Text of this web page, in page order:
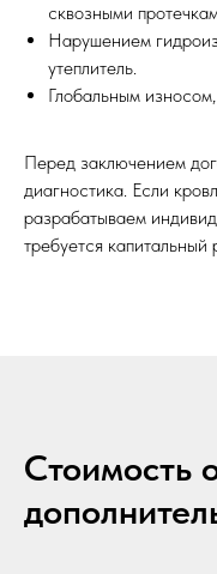
сквозными
Нарушением
утеплитель.
Глобальным
Перед заключением
диагностика. Если
разрабатываем
требуется
Стоимость